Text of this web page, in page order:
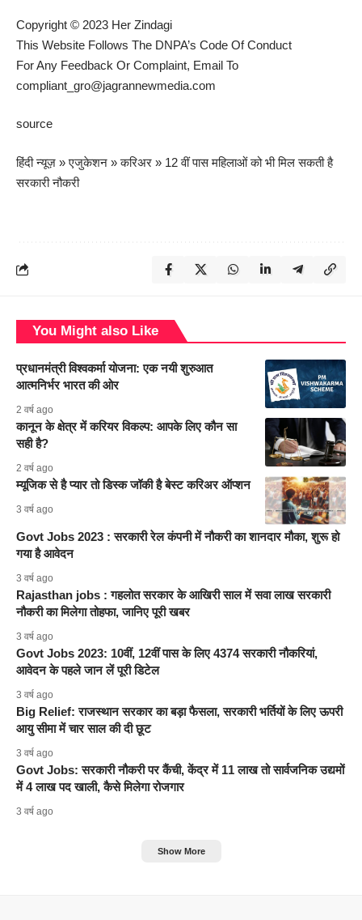
Copyright © 2023 Her Zindagi
This Website Follows The DNPA’s Code Of Conduct
For Any Feedback Or Complaint, Email To
compliant_gro@jagrannewmedia.com
source
हिंदी न्यूज़ »एजुकेशन »करिअर » 12 वीं पास महिलाओं को भी मिल सकती है
सरकारी नौकरी
You Might also Like
प्रधानमंत्री विश्वकर्मा योजना: एक नयी शुरुआत
आत्मनिर्भर भारत की ओर
2 वर्ष ago
कानून के क्षेत्र में करियर विकल्प: आपके लिए कौन सा
सही है?
2 वर्ष ago
म्यूजिक से है प्यार तो डिस्क जॉकी है बेस्ट करिअर ऑप्शन
3 वर्ष ago
Govt Jobs 2023 : सरकारी रेल कंपनी में नौकरी का शानदार मौका, शुरू हो
गया है आवेदन
3 वर्ष ago
Rajasthan jobs : गहलोत सरकार के आखिरी साल में सवा लाख सरकारी
नौकरी का मिलेगा तोहफा, जानिए पूरी खबर
3 वर्ष ago
Govt Jobs 2023: 10वीं, 12वीं पास के लिए 4374 सरकारी नौकरियां,
आवेदन के पहले जान लें पूरी डिटेल
3 वर्ष ago
Big Relief: राजस्थान सरकार का बड़ा फैसला, सरकारी भर्तियों के लिए ऊपरी
आयु सीमा में चार साल की दी छूट
3 वर्ष ago
Govt Jobs: सरकारी नौकरी पर कैंची, केंद्र में 11 लाख तो सार्वजनिक उद्यमों
में 4 लाख पद खाली, कैसे मिलेगा रोजगार
3 वर्ष ago
Show More